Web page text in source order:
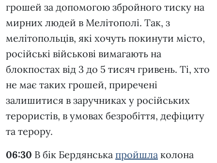
грошей за допомогою збройного тиску на
мирних людей в Мелітополі. Так, з
мелітопольців, які хочуть покинути місто,
російські військові вимагають на
блокпостах від 3 до 5 тисяч гривень. Ті, хто
не має таких грошей, приречені
залишитися в заручниках у російських
терористів, в умовах безробіття, дефіциту
та терору.
06:30 В бік Бердянська пройшла колона